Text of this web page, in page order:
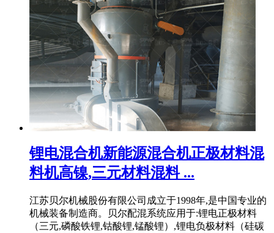
锂电混合机新能源混合机正极材料混
料机高镍,三元材料混料 ...
江苏贝尔机械股份有限公司成立于1998年,是中国专业的
机械装备制造商。贝尔配混系统应用于:锂电正极材料
（三元,磷酸铁锂,钴酸锂,锰酸锂）,锂电负极材料（硅碳